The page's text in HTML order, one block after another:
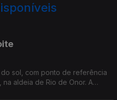
sol, com ponto de referência
na aldeia de Rio de Onor. A